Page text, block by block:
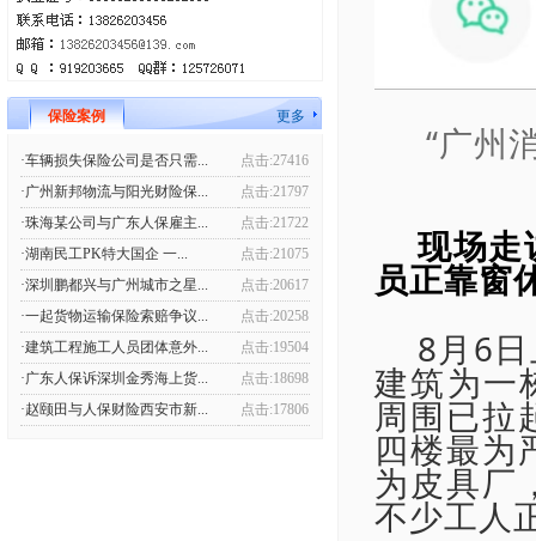
保险案例 更多
·车辆损失保险公司是否只需...
点击:27416
·广州新邦物流与阳光财险保...
点击:21797
·珠海某公司与广东人保雇主...
点击:21722
·湖南民工PK特大国企 一...
点击:21075
·深圳鹏都兴与广州城市之星...
点击:20617
·一起货物运输保险索赔争议...
点击:20258
·建筑工程施工人员团体意外...
点击:19504
·广东人保诉深圳金秀海上货...
点击:18698
·赵颐田与人保财险西安市新...
点击:17806
“广州
现场走
员正靠窗
8月6
建筑为一
周围已拉
四楼最为
为皮具厂
不少工人